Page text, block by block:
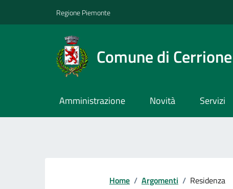
Regione Piemonte
Comune di Cerrione
Amministrazione Novità Servizi
Home / Argomenti / Residenza